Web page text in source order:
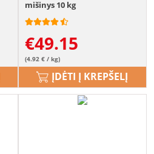
mišinys 10 kg
€49.15
(4.92 € / kg)
ĮDĖTI Į KREPŠELĮ